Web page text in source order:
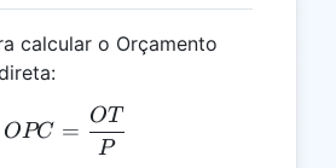
calcular o Orçamento
OPC = \frac{OT}{P}
OPC =
P
OT